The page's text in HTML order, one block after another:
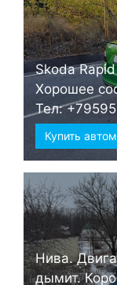
Skoda
Хорошее
Тел:
Купить
Нива.
дымит.